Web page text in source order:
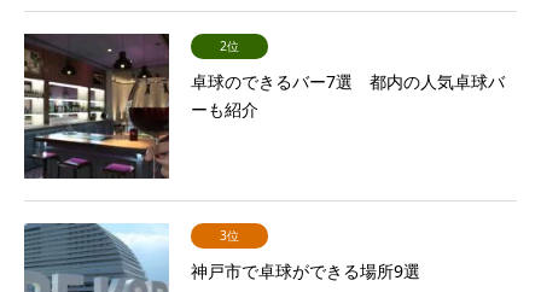
2位
卓球のできるバー7選 都内の人気卓球バ
ーも紹介
3位
神戸市で卓球ができる場所9選